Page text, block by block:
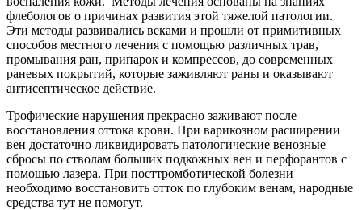
флебологов о причинах развития этой тяжелой патологии.
Эти методы развивались веками и прошли от примитивных
способов местного лечения с помощью различных трав,
промывания ран, припарок и компрессов, до современных
раневых покрытий, которые заживляют раны и оказывают
антисептическое действие.
Трофические нарушения прекрасно заживают после
восстановления оттока крови. При варикозном расширении
вен достаточно ликвидировать патологические венозные
сбросы по стволам больших подкожных вен и перфорантов с
помощью лазера. При посттромботической болезни
необходимо восстановить отток по глубоким венам, народные
средства тут не помогут.